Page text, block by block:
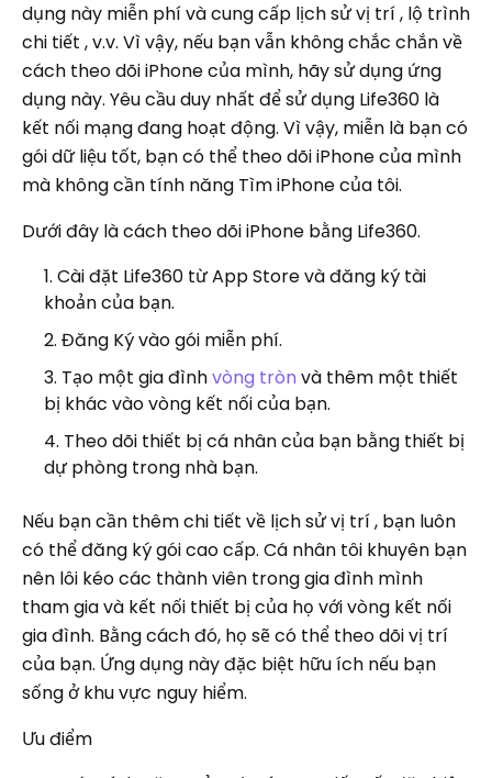
dụng này miễn phí và cung cấp lịch sử vị trí , lộ trình
chi tiết , v.v. Vì vậy, nếu bạn vẫn không chắc chắn về
cách theo dõi iPhone của mình, hãy sử dụng ứng
dụng này. Yêu cầu duy nhất để sử dụng Life360 là
kết nối mạng đang hoạt động. Vì vậy, miễn là bạn có
gói dữ liệu tốt, bạn có thể theo dõi iPhone của mình
mà không cần tính năng Tìm iPhone của tôi.
Dưới đây là cách theo dõi iPhone bằng Life360.
Cài đặt Life360 từ App Store và đăng ký tài
khoản của bạn.
Đăng Ký vào gói miễn phí.
Tạo một gia đìnhvòng tròn và thêm một thiết
bị khác vào vòng kết nối của bạn.
Theo dõi thiết bị cá nhân của bạn bằng thiết bị
dự phòng trong nhà bạn.
Nếu bạn cần thêm chi tiết về lịch sử vị trí , bạn luôn
có thể đăng ký gói cao cấp. Cá nhân tôi khuyên bạn
nên lôi kéo các thành viên trong gia đình mình
tham gia và kết nối thiết bị của họ với vòng kết nối
gia đình. Bằng cách đó, họ sẽ có thể theo dõi vị trí
của bạn. Ứng dụng này đặc biệt hữu ích nếu bạn
sống ở khu vực nguy hiểm.
Ưu điểm